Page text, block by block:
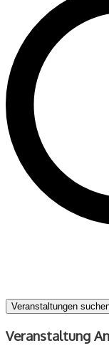
Veranstaltungen
Veranstaltung